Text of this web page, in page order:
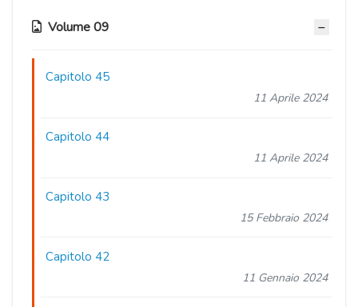
Volume 09
Capitolo 45
11 Aprile 2024
Capitolo 44
11 Aprile 2024
Capitolo 43
15 Febbraio 2024
Capitolo 42
11 Gennaio 2024